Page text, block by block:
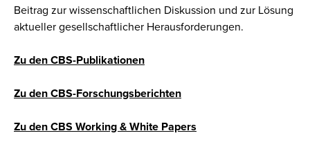
Beitrag zur wissenschaftlichen Diskussion und zur Lösung
aktueller gesellschaftlicher Herausforderungen.
Zu den CBS-Publikationen
Zu den CBS-Forschungsberichten
Zu den CBS Working & White Papers